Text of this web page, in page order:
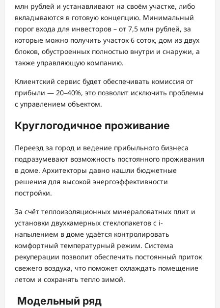
млн рублей и устанавливают на своём участке, либо
вкладываются в готовую концепцию. Минимальный
порог входа для инвесторов – от 7,5 млн рублей, за
которые можно получить участок 6 соток, дом из двух
блоков, обустроенных полностью внутри и снаружи, а
также управляющую компанию.
Клиентский сервис будет обеспечивать комиссия от
прибыли — 20–40%, это позволит исключить проблемы
с управлением объектом.
Круглогодичное проживание
Переезд за город и ведение прибыльного бизнеса
подразумевают возможность постоянного проживания
в доме. Архитекторы давно нашли бюджетные
решения для высокой энергоэффективности
постройки.
За счёт теплоизоляционных минераловатных плит и
установки двухкамерных стеклопакетов с i-
напылением в доме удаётся контролировать
комфортный температурный режим. Система
рекуперации позволит обеспечить постоянный приток
свежего воздуха, что поможет охлаждать помещение
летом и сохранять тепло зимой.
Модельный ряд